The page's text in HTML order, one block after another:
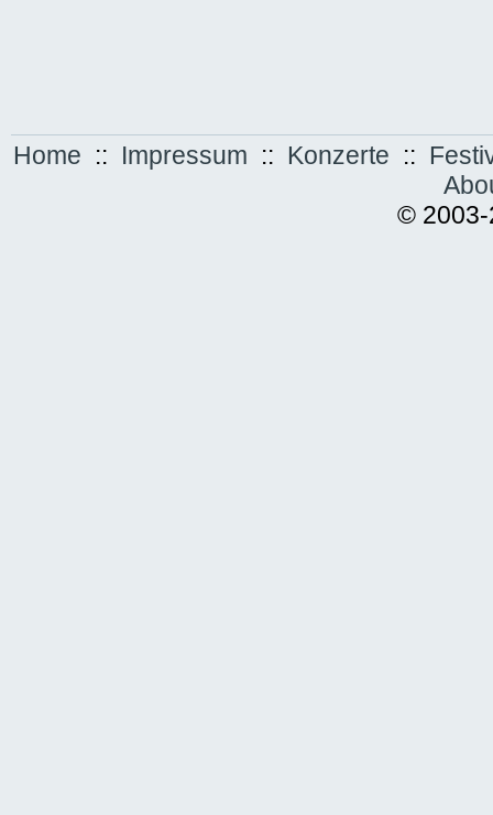
Home :: Impressum :: Konzerte ::
© 2003-